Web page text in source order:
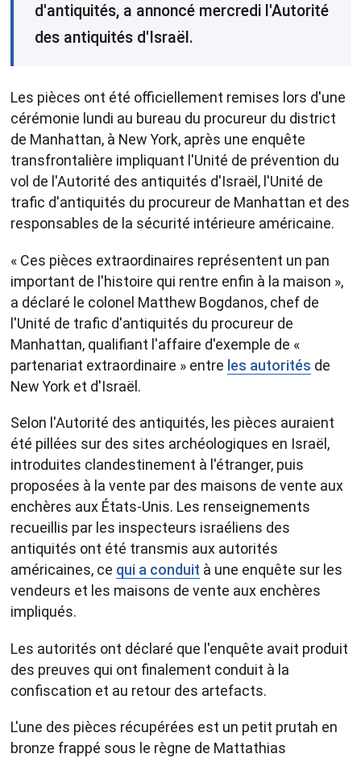
d'antiquités, a annoncé mercredi l'Autorité
des antiquités d'Israël.
Les pièces ont été officiellement remises lors d'une
cérémonie lundi au bureau du procureur du district
de Manhattan, à New York, après une enquête
transfrontalière impliquant l'Unité de prévention du
vol de l'Autorité des antiquités d'Israël, l'Unité de
trafic d'antiquités du procureur de Manhattan et des
responsables de la sécurité intérieure américaine.
« Ces pièces extraordinaires représentent un pan
important de l'histoire qui rentre enfin à la maison »,
a déclaré le colonel Matthew Bogdanos, chef de
l'Unité de trafic d'antiquités du procureur de
Manhattan, qualifiant l'affaire d'exemple de «
partenariat extraordinaire » entre les autorités de
New York et d'Israël.
Selon l'Autorité des antiquités, les pièces auraient
été pillées sur des sites archéologiques en Israël,
introduites clandestinement à l'étranger, puis
proposées à la vente par des maisons de vente aux
enchères aux États-Unis. Les renseignements
recueillis par les inspecteurs israéliens des
antiquités ont été transmis aux autorités
américaines, ce qui a conduit à une enquête sur les
vendeurs et les maisons de vente aux enchères
impliqués.
Les autorités ont déclaré que l'enquête avait produit
des preuves qui ont finalement conduit à la
confiscation et au retour des artefacts.
L'une des pièces récupérées est un petit prutah en
bronze frappé sous le règne de Mattathias